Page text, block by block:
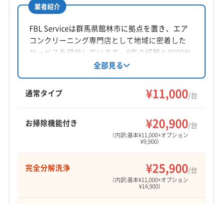
非公開
公式HP
公式サイトなし
業者紹介
FBL Serviceは群馬県館林市に拠点を置き、エア
コンクリーニング専門店として地域に密着した
サービスを提供しています。8年の経験と8000台
以上の作業実績を持ち、完全分解洗浄や損害保
険加入で安心です。土日祝日対応可能で、女性
スタッフも在籍。防カビ・抗菌コーティングに
も対応し、丁寧な作業を心がけています。
全部見る
通常タイプ ¥11,000/台
お掃除機能付き ¥20,900/台
（内訳:基本¥11,000+オプション
¥9,900）
完全分解洗浄 ¥25,900/台
（内訳:基本¥11,000+オプション
¥14,900）